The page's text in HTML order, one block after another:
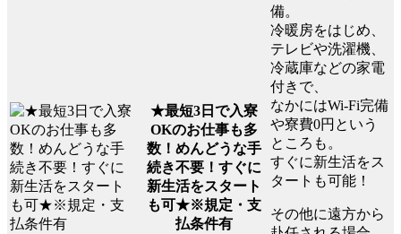
★最短3日で入寮
OKのお仕事も多
数！めんどうな手
続き不要！すぐに
新生活をスタート
も可★※規定・支
払条件有
備。
冷暖房をはじめ、
テレビや洗濯機、
冷蔵庫などの家電
付きで、
なかにはWi-Fi完備
や寮費0円という
ところも。
すぐに新生活をス
タートも可能！
その他に遠方から